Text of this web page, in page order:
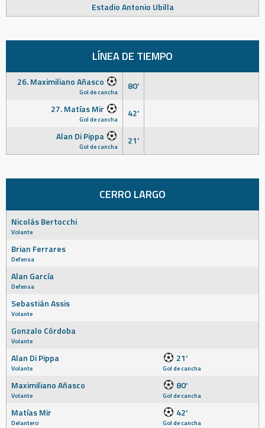
Estadio Antonio Ubilla
LÍNEA DE TIEMPO
26. Maximiliano Añasco
Gol de cancha
80'
27. Matías Mir
Gol de cancha
42'
Alan Di Pippa
Gol de cancha 21'
CERRO LARGO
Nicolás Bertocchi
Volante
Brian Ferrares
Defensa
Alan García
Defensa
Sebastián Assis
Volante
Gonzalo Córdoba
Volante
Alan Di Pippa
Volante
21'
Gol de cancha
Maximiliano Añasco
Volante
80'
Gol de cancha
Matías Mir
Delantero
42'
Gol de cancha